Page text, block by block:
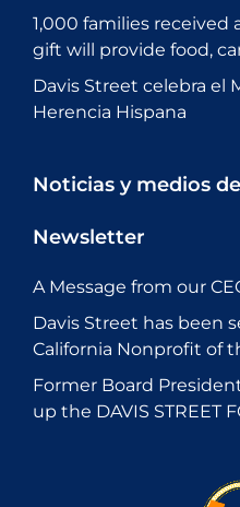
1,000 families received
gift will provide food,
Davis Street celebra el
Herencia Hispana
Noticias y medios
Newsletter
A Message from our
Davis Street has been
California Nonprofit of
Former Board
up the DAVIS STREET